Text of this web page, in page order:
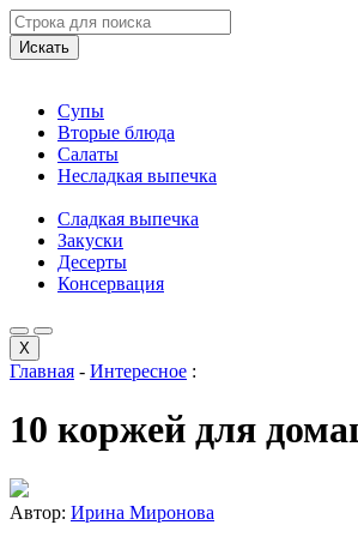
Искать
Супы
Вторые блюда
Салаты
Несладкая выпечка
Сладкая выпечка
Закуски
Десерты
Консервация
X
Главная - Интересное :
10 коржей для
Автор: Ирина Миронова